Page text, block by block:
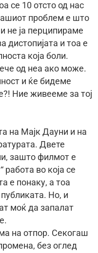
се 10 отсто од нас
проблем е што
не ја перципираме
дистопијата и тоа е
која боли.
од неа ако може.
и ќе бидеме
Ние живееме за тој
на Мајк Дауни и на
Двете
зашто филмот е
работа во која се
е понаку, а тоа
Но, и
моќ да запалат
на отпор. Секогаш
без оглед